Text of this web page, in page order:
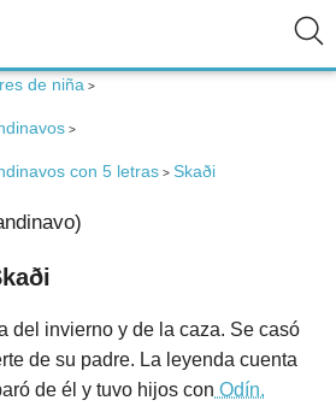
de niña >
>
con 5 letras > Skaði
del invierno y de la caza. Se casó
de su padre. La leyenda cuenta
de él y tuvo hijos con Odín.